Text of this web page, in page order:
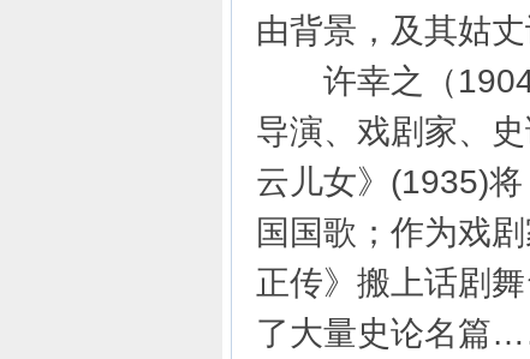
由背景，及其姑
许幸之（1904-
导演、戏剧家、
云儿女》(1935)
国国歌；作为戏
正传》搬上话剧
了大量史论名篇